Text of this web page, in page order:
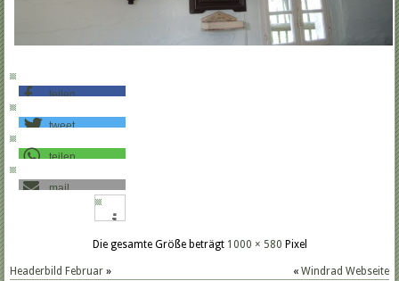
teilen
tweet
teilen
mail
Die gesamte Größe beträgt 1000 × 580 Pixel
Headerbild Februar » « Windrad Webseite